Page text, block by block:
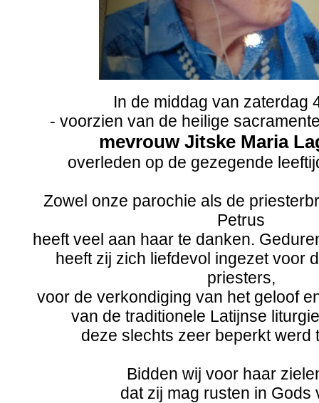
In de middag van zaterdag
- voorzien van de heilige
mevrouw Jitske Maria
overleden op de gezegende
Zowel onze parochie als de
Petrus
heeft veel aan haar te danken.
heeft zij zich liefdevol ingezet voor
priesters,
voor de verkondiging van het geloof
van de traditionele Latijnse
deze slechts zeer beperkt werd
Bidden wij voor haar
dat zij mag rusten in Gods